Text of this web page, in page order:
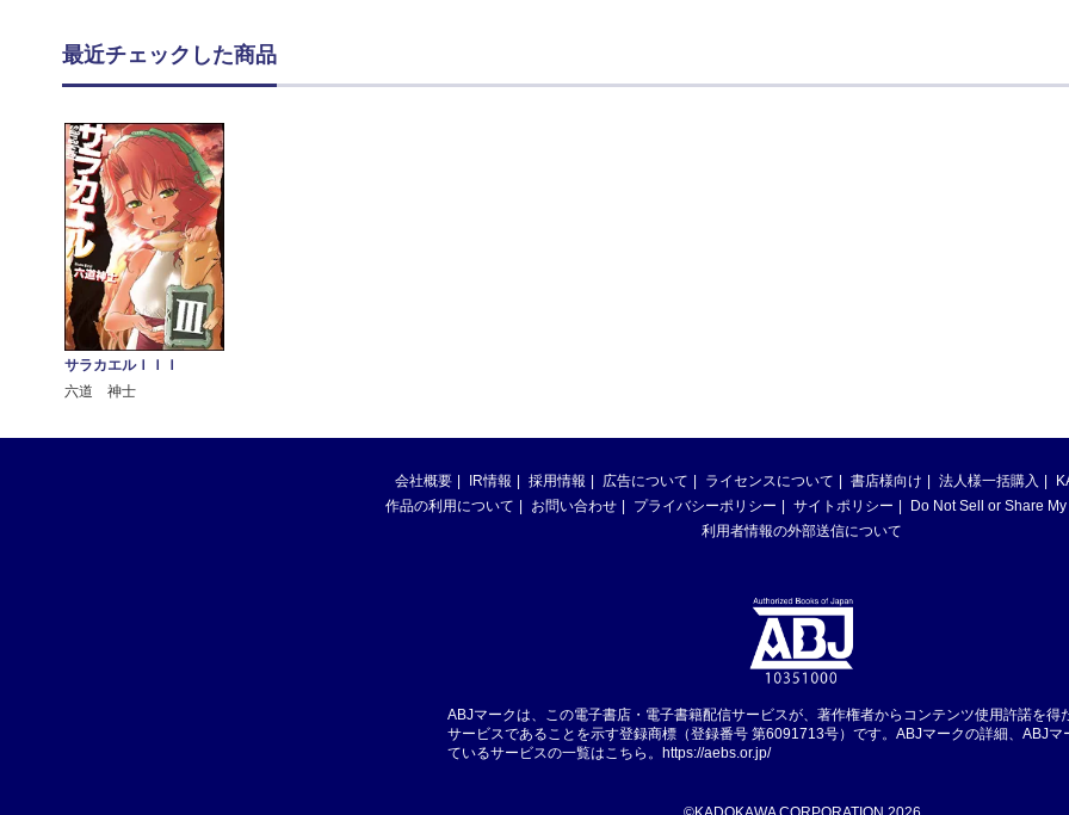
最近チェックした商品
サラカエルＩＩＩ
六道 神士
会社概要 IR情報 採用情報 広告について ライセンスについて 書店様向け 法人様一括購入
作品の利用について
お問い合わせ プライバシーポリシー サイトポリシー
Do Not Sell or Share
利用者情報の外部送信について
ABJマークは、この電子書店・電子書籍配信サービスが、著作権者からコンテンツ使用許諾を得
サービスであることを示す登録商標（登録番号 第6091713号）です。ABJマークの詳細、ABJマ
ているサービスの一覧はこちら。 https://aebs.or.jp/